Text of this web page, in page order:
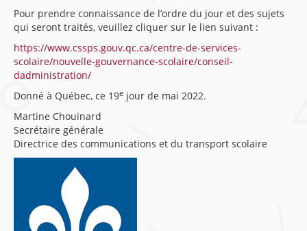
Pour prendre connaissance de l’ordre du jour et des sujets
qui seront traités, veuillez cliquer sur le lien suivant :
https://www.cssps.gouv.qc.ca/centre-de-services-
scolaire/nouvelle-gouvernance-scolaire/conseil-
dadministration/
Donné à Québec, ce 19e jour de mai 2022.
Martine Chouinard
Secrétaire générale
Directrice des communications et du transport scolaire